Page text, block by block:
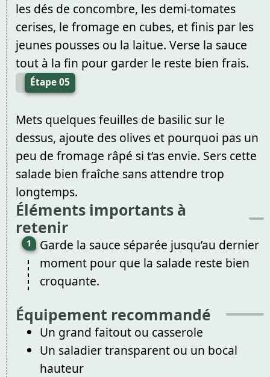
les dés de concombre, les demi-tomates
cerises, le fromage en cubes, et finis par les
jeunes pousses ou la laitue. Verse la sauce
tout à la fin pour garder le reste bien frais.
Étape 05
Mets quelques feuilles de basilic sur le
dessus, ajoute des olives et pourquoi pas un
peu de fromage râpé si t’as envie. Sers cette
salade bien fraîche sans attendre trop
longtemps.
Éléments importants à
retenir
Garde la sauce séparée jusqu’au dernier
moment pour que la salade reste bien
croquante.
Équipement recommandé
Un grand faitout ou casserole
Un saladier transparent ou un bocal
hauteur